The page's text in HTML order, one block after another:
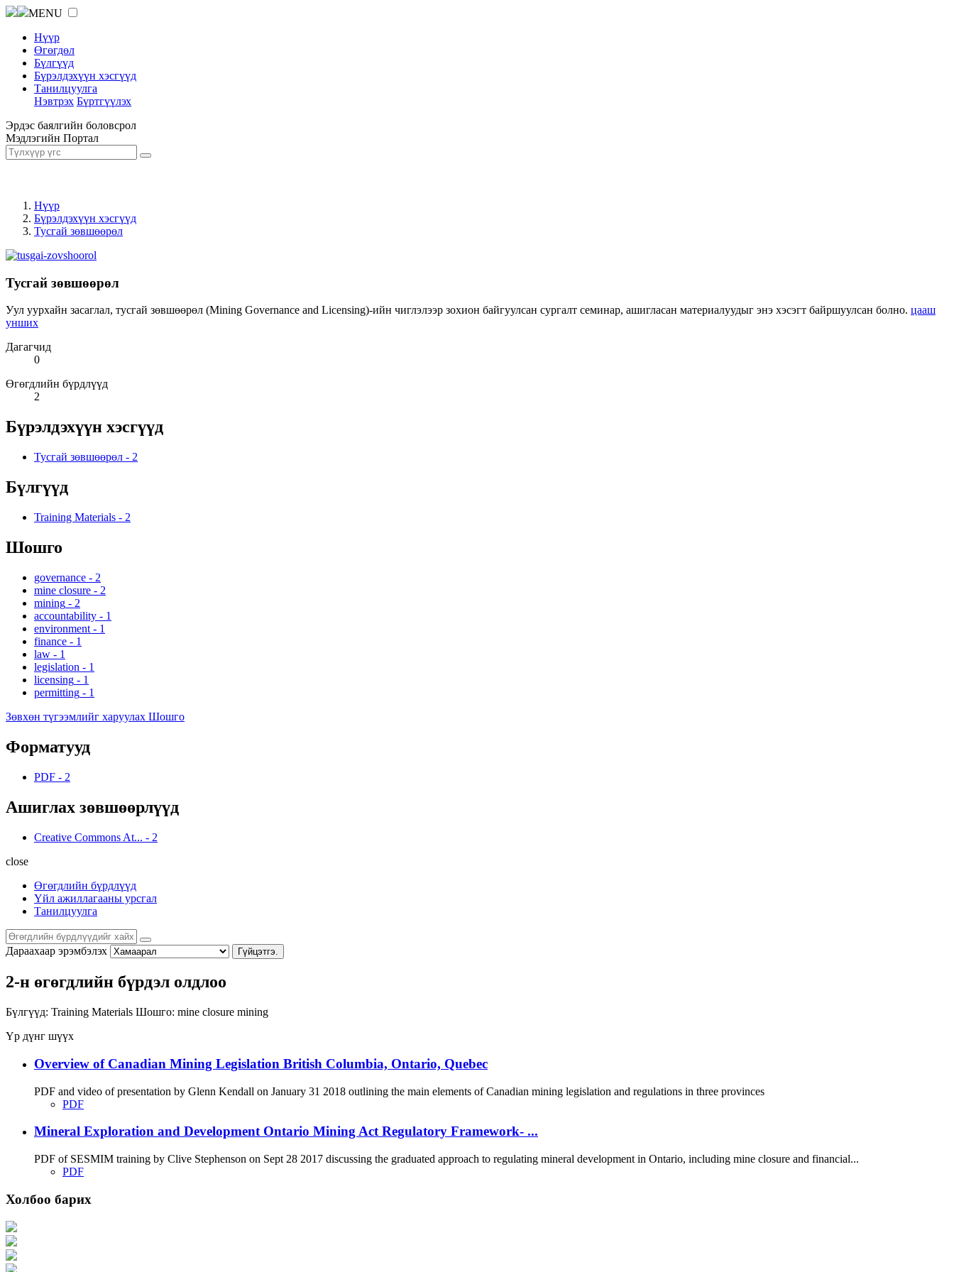
MENU
Нүүр
Өгөгдөл
Бүлгүүд
Бүрэлдэхүүн хэсгүүд
Танилцуулга
Нэвтрэх Бүртгүүлэх
Эрдэс баялгийн боловсрол
Мэдлэгийн Портал
Нүүр
Бүрэлдэхүүн хэсгүүд
Тусгай зөвшөөрөл
Тусгай зөвшөөрөл
Уул уурхайн засаглал, тусгай зөвшөөрөл (Mining Governance and Licensing)-ийн чиглэлээр зохион байгуулсан сургалт семинар, ашигласан материалуудыг энэ хэсэгт байршуулсан болно. цааш
унших
Дагагчид
0
Өгөгдлийн бүрдлүүд
2
Бүрэлдэхүүн хэсгүүд
Тусгай зөвшөөрөл - 2
Бүлгүүд
Training Materials - 2
Шошго
governance - 2
mine closure - 2
mining - 2
accountability - 1
environment - 1
finance - 1
law - 1
legislation - 1
licensing - 1
permitting - 1
Зөвхөн түгээмлийг харуулах Шошго
Форматууд
PDF - 2
Ашиглах зөвшөөрлүүд
Creative Commons At... - 2
close
Өгөгдлийн бүрдлүүд
Үйл ажиллагааны урсгал
Танилцуулга
Дараахаар эрэмбэлэх Гүйцэтгэ.
2-н өгөгдлийн бүрдэл олдлоо
Бүлгүүд: Training Materials Шошго: mine closure mining
Үр дүнг шүүх
Overview of Canadian Mining Legislation British Columbia, Ontario, Quebec
PDF and video of presentation by Glenn Kendall on January 31 2018 outlining the main elements of Canadian mining legislation and regulations in three provinces
PDF
Mineral Exploration and Development Ontario Mining Act Regulatory Framework- ...
PDF of SESMIM training by Clive Stephenson on Sept 28 2017 discussing the graduated approach to regulating mineral development in Ontario, including mine closure and financial...
PDF
Холбоо барих